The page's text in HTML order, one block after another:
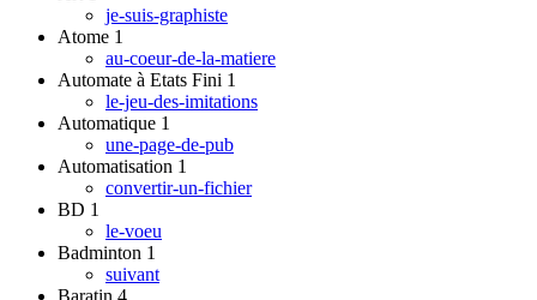
je-suis-graphiste
Atome 1
au-coeur-de-la-matiere
Automate à Etats Fini 1
le-jeu-des-imitations
Automatique 1
une-page-de-pub
Automatisation 1
convertir-un-fichier
BD 1
le-voeu
Badminton 1
suivant
Baratin 4